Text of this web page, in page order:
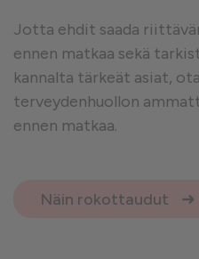
Jotta ehdit saada
ennen matkaa sekä
kannalta tärkeät asiat,
terveydenhuollon
ennen matkaa.
Näin rokottaudut